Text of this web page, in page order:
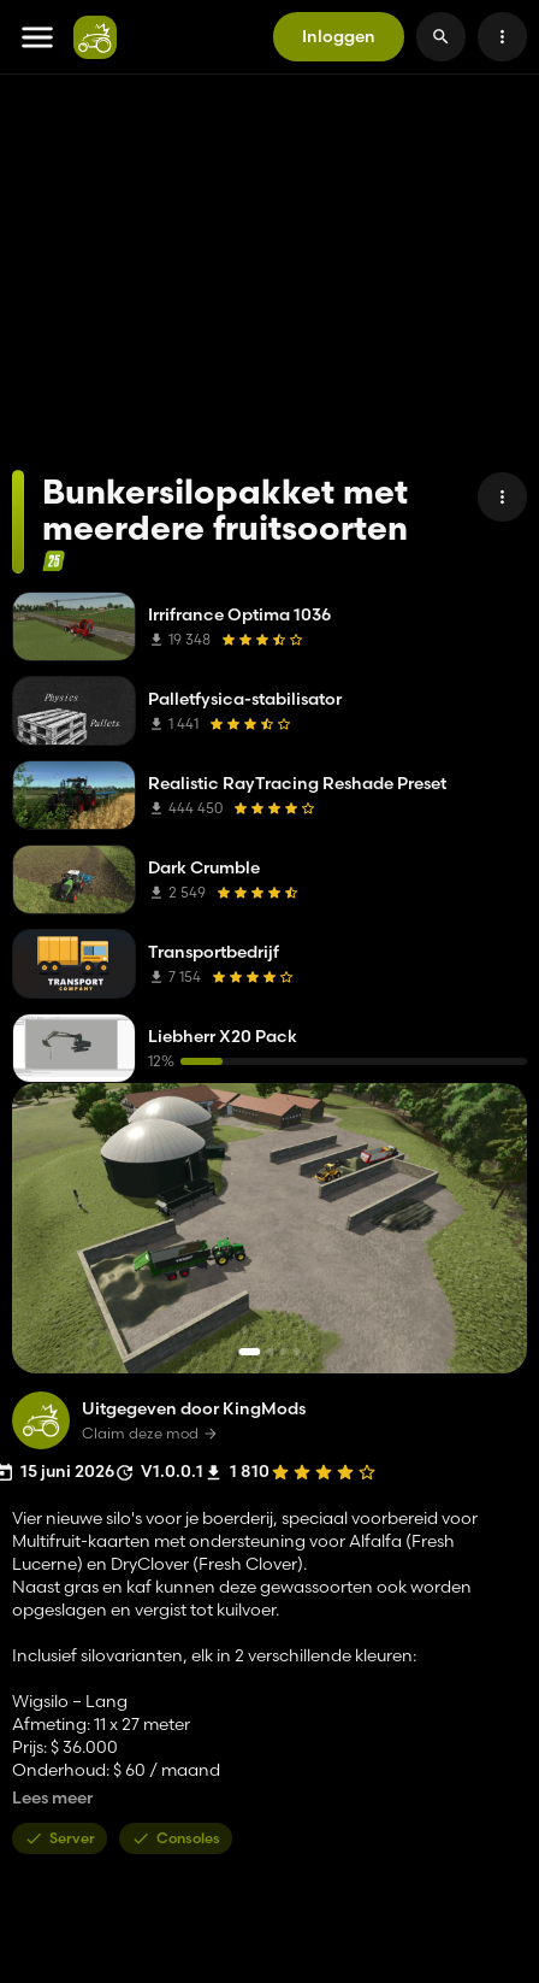
Inloggen
Bunkersilopakket met
meerdere fruitsoorten
Uitgegeven door KingMods
Claim deze mod
15 juni 2026 V1.0.0.1 1 810
Vier nieuwe silo's voor je boerderij, speciaal voorbereid voor
Multifruit-kaarten met ondersteuning voor Alfalfa (Fresh
Lucerne) en DryClover (Fresh Clover).
Naast gras en kaf kunnen deze gewassoorten ook worden
opgeslagen en vergist tot kuilvoer.
Inclusief silovarianten, elk in 2 verschillende kleuren:
Wigsilo – Lang
Afmeting: 11 x 27 meter
Prijs: $ 36.000
Onderhoud: $ 60 / maand
Afmeting: 11 x 27 meter
Prijs: $ 36.000
Lees meer
Server Consoles
Irrifrance Optima 1036
19 348
Palletfysica-stabilisator
1 441
Realistic RayTracing Reshade Preset
444 450
Dark Crumble
2 549
Transportbedrijf
7 154
Liebherr X20 Pack
12%